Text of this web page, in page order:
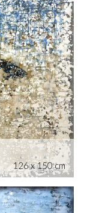
126 x 150 cm